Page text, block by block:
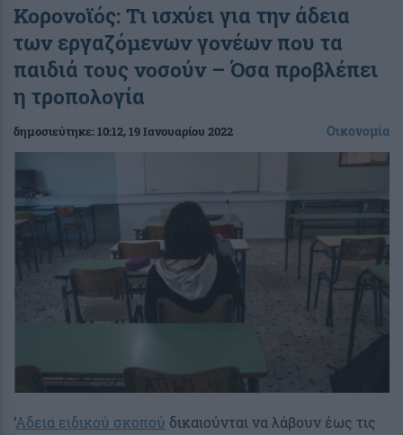
Κορονοϊός: Τι ισχύει για την άδεια
των εργαζόμενων γονέων που τα
παιδιά τους νοσούν – Όσα προβλέπει
η τροπολογία
δημοσιεύτηκε:10:12, 19 Ιανουαρίου 2022 Οικονομία
‘Αδεια ειδικού σκοπού δικαιούνται να λάβουν έως τις